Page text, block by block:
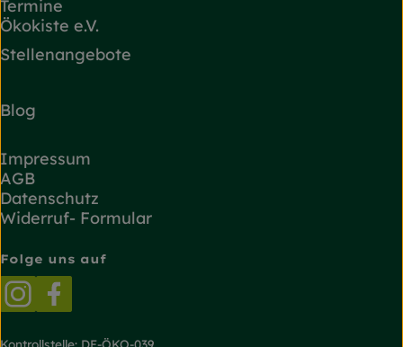
Termine
Ökokiste e.V.
Stellenangebote
Blog
Impressum
AGB
Datenschutz
Widerruf- Formular
Folge uns auf
Externer Link zu https://